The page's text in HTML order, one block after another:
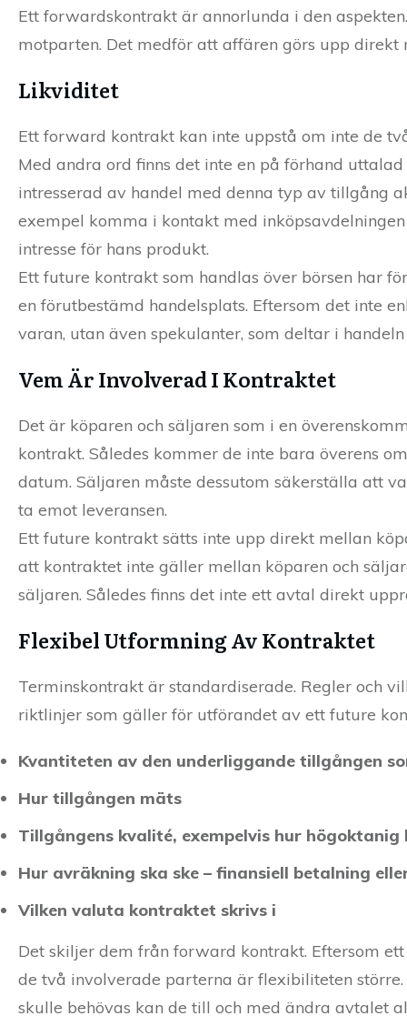
Ett forwardskontrakt är annorlunda i den
motparten. Det medför att affären görs upp
Likviditet
Ett forward kontrakt kan inte uppstå om inte de
Med andra ord finns det inte en på förhand
intresserad av handel med denna typ av tillgång
exempel komma i kontakt med
intresse för hans produkt.
Ett future kontrakt som handlas över börsen har
en förutbestämd handelsplats. Eftersom det inte
varan, utan även spekulanter, som deltar i
Vem Är Involverad I Kontraktet
Det är köparen och säljaren som i en
kontrakt. Således kommer de inte bara överens
datum. Säljaren måste dessutom säkerställa att
ta emot leveransen.
Ett future kontrakt sätts inte upp direkt mellan
att kontraktet inte gäller mellan köparen och
säljaren. Således finns det inte ett avtal direkt
Flexibel Utformning Av Kontraktet
Terminskontrakt är standardiserade. Regler och
riktlinjer som gäller för utförandet av ett future
Kvantiteten av den underliggande tillgången
Hur tillgången mäts
Tillgångens kvalité, exempelvis hur
Hur avräkning ska ske – finansiell betalning
Vilken valuta kontraktet skrivs i
Det skiljer dem från forward kontrakt. Eftersom
de två involverade parterna är flexibiliteten
skulle behövas kan de till och med ändra avtalet